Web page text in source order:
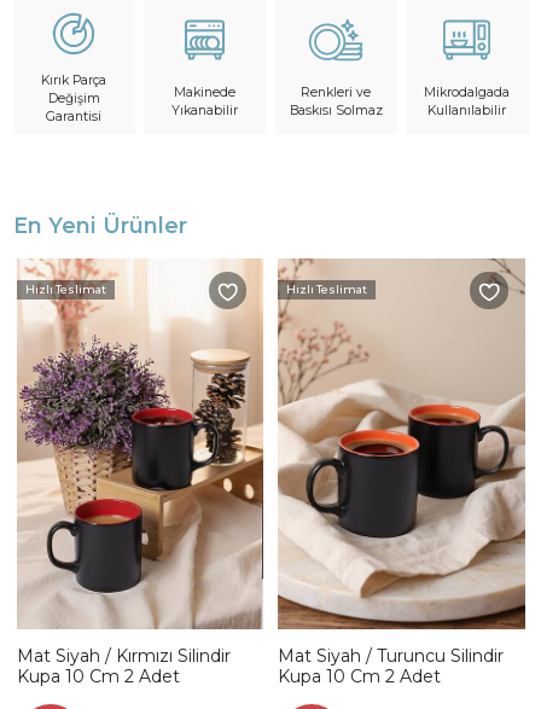
Kırık Parça
Değişim
Garantisi
Makinede
Yıkanabilir
Renkleri ve
Baskısı Solmaz
Mikrodalgada
Kullanılabilir
En Yeni Ürünler
Hızlı Teslimat
Mat Siyah / Kırmızı Silindir
Kupa 10 Cm 2 Adet
Hızlı Teslimat
Mat Siyah / Turuncu Silindir
Kupa 10 Cm 2 Adet